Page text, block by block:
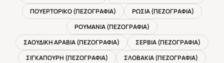
ΠΟΥΕΡΤΟΡΙΚΟ (ΠΕΖΟΓΡΑΦΙΑ)
ΡΩΣΙΑ (ΠΕΖΟΓΡΑΦΙΑ)
ΡΟΥΜΑΝΙΑ (ΠΕΖΟΓΡΑΦΙΑ)
ΣΑΟΥΔΙΚΗ ΑΡΑΒΙΑ (ΠΕΖΟΓΡΑΦΙΑ)
ΣΕΡΒΙΑ (ΠΕΖΟΓΡΑΦΙΑ)
ΣΙΓΚΑΠΟΥΡΗ (ΠΕΖΟΓΡΑΦΙΑ)
ΣΛΟΒΑΚΙΑ (ΠΕΖΟΓΡΑΦΙΑ)